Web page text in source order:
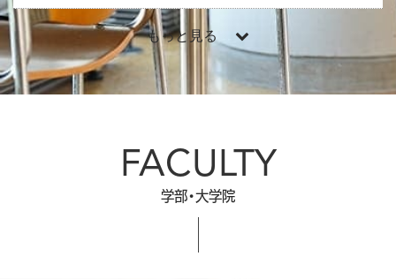
もっと見る
FACULTY
学部・大学院